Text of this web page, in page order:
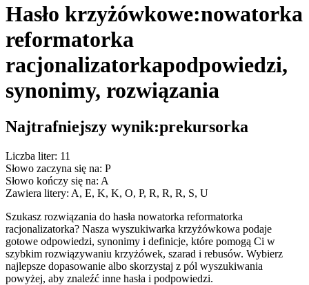
Hasło krzyżówkowe:nowatorka
reformatorka
racjonalizatorkapodpowiedzi,
synonimy, rozwiązania
Najtrafniejszy wynik:prekursorka
Liczba liter: 11
Słowo zaczyna się na: P
Słowo kończy się na: A
Zawiera litery: A, E, K, K, O, P, R, R, R, S, U
Szukasz rozwiązania do hasła nowatorka reformatorka
racjonalizatorka? Nasza wyszukiwarka krzyżówkowa podaje
gotowe odpowiedzi, synonimy i definicje, które pomogą Ci w
szybkim rozwiązywaniu krzyżówek, szarad i rebusów. Wybierz
najlepsze dopasowanie albo skorzystaj z pól wyszukiwania
powyżej, aby znaleźć inne hasła i podpowiedzi.